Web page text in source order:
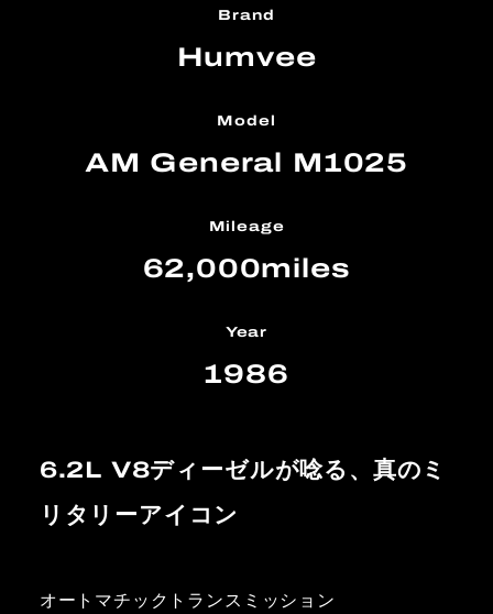
Brand
Humvee
Model
AM General M1025
Mileage
62,000miles
Year
1986
6.2L V8ディーゼルが唸る、真のミ
リタリーアイコン
オートマチックトランスミッション